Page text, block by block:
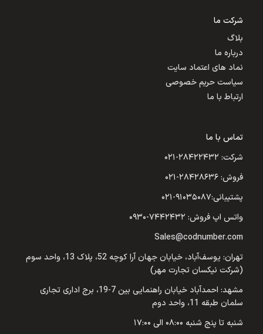
شرکت ما
بلاگ
درباره ما
نماد های اعتماد سایت
سیاست حریم خصوصی
ارتباط با ما
تماس با ما
شرکت: ۲۸۴۲۲۴۳۲-۰۲۱
فروش: ۲۸۴۲۸۶۳۶-۰۲۱
پشتیبانی:۹۱۰۳۵۰۸۷-۰۲۱
واتس اپ فروش: ۷۴۴۲۴۳۲-۰۹۳۰
Sales@codnumber.com
تهران: یوسف‌آباد، خیابان جهان آرا کوچه 52، پلاک 13، واحد سوم
(شرکت نیکسان تجارت مهر)
مشهد: احمدآباد خیابان راهنمایی بین 7-19، برج اداری تجاری
سلمان طبقه 11، واحد دوم
شنبه تا پنج شنبه ۰۸:۰۰ الی ۱۷:۰۰